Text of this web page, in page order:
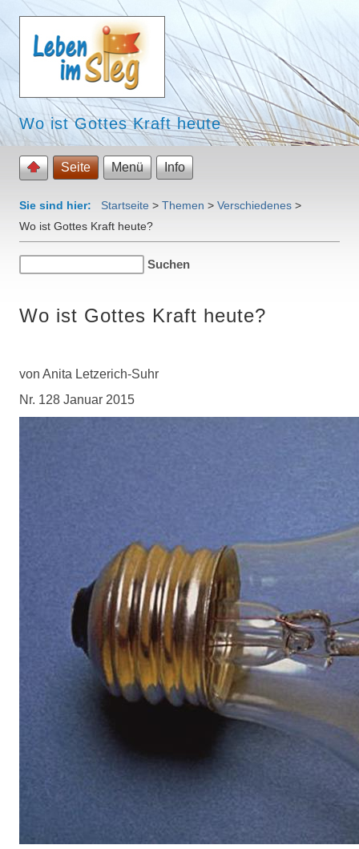
Wo ist Gottes Kraft heute
Seite Menü Info
Sie sind hier: Startseite > Themen > Verschiedenes >
Wo ist Gottes Kraft heute?
Wo ist Gottes Kraft heute?
von Anita Letzerich-Suhr
Nr. 128 Januar 2015